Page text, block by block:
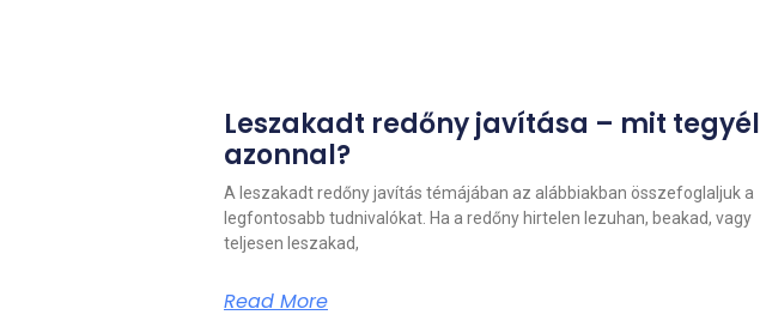
Leszakadt redőny javítása – mit tegyél
azonnal?
A leszakadt redőny javítás témájában az alábbiakban összefoglaljuk a
legfontosabb tudnivalókat. Ha a redőny hirtelen lezuhan, beakad, vagy
teljesen leszakad,
Read More